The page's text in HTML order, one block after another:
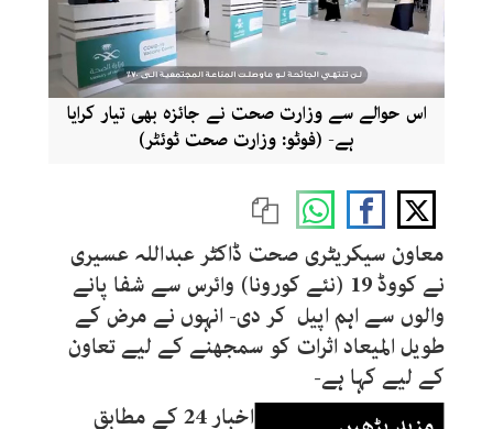
اس حوالے سے وزارت صحت نے جائزہ بھی تیار کرایا
ہے- (فوٹو: وزارت صحت ٹوئٹر)
معاون سیکریٹری صحت ڈاکٹر عبداللہ عسیری
نے کووڈ 19 (نئے کورونا) وائرس سے شفا پانے
والوں سے اہم اپیل کر دی- انہوں نے مرض کے
طویل المیعاد اثرات کو سمجھنے کے لیے تعاون
کے لیے کہا ہے-
اخبار 24 کے مطابق